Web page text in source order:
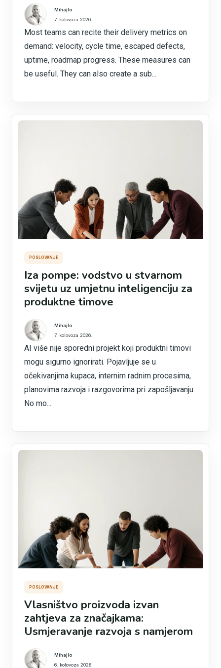
Mihajlo
7. kolovoza 2026.
Most teams can recite their delivery metrics on
demand: velocity, cycle time, escaped defects,
uptime, roadmap progress. These measures can
be useful. They can also create a sub...
POSLOVANJE
Iza pompe: vodstvo u stvarnom
svijetu uz umjetnu inteligenciju za
produktne timove
Mihajlo
7. kolovoza 2026.
AI više nije sporedni projekt koji produktni timovi
mogu sigurno ignorirati. Pojavljuje se u
očekivanjima kupaca, internim radnim procesima,
planovima razvoja i razgovorima pri zapošljavanju.
No mo...
POSLOVANJE
Vlasništvo proizvoda izvan
zahtjeva za značajkama:
Usmjeravanje razvoja s namjerom
Mihajlo
6. kolovoza 2026.